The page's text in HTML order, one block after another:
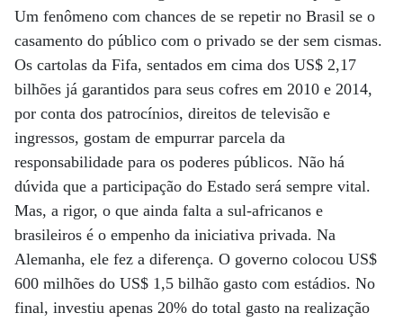
Um fenômeno com chances de se repetir no Brasil se o
casamento do público com o privado se der sem cismas.
Os cartolas da Fifa, sentados em cima dos US$ 2,17
bilhões já garantidos para seus cofres em 2010 e 2014,
por conta dos patrocínios, direitos de televisão e
ingressos, gostam de empurrar parcela da
responsabilidade para os poderes públicos. Não há
dúvida que a participação do Estado será sempre vital.
Mas, a rigor, o que ainda falta a sul-africanos e
brasileiros é o empenho da iniciativa privada. Na
Alemanha, ele fez a diferença. O governo colocou US$
600 milhões do US$ 1,5 bilhão gasto com estádios. No
final, investiu apenas 20% do total gasto na realização